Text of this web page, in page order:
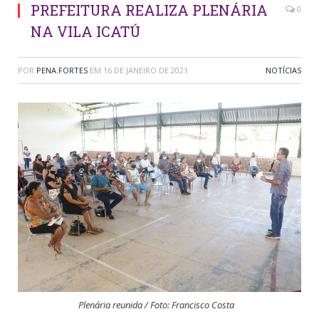
PREFEITURA REALIZA PLENÁRIA
NA VILA ICATÚ
0
POR PENA.FORTES EM 16 DE JANEIRO DE 2021 NOTÍCIAS
Plenária reunida / Foto: Francisco Costa